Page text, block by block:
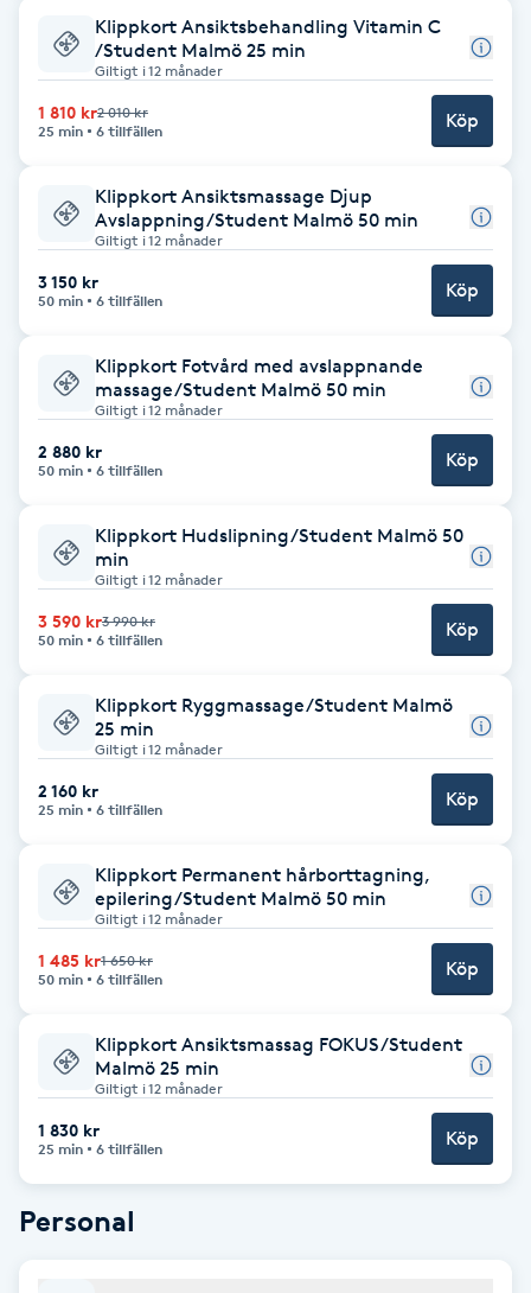
Hatha Yoga
Healing
Herrklippning
HIFU
Hollywood Peel
Hot Stone Massage
Hudföryngring
Huduppstramning
Hyaluronsyra
Hyperhidros
Hypnos
Hårborttagning
Hårbottenbehandling
Hårförlängning
Hårvård
Hälsa
Klippkort Ansiktsbehandling Vitamin C
/Student Malmö 25 min
Giltigt i 12 månader
1 810 kr2 010 kr
25 min
6 tillfällen Köp
Klippkort Ansiktsmassage Djup
Avslappning/Student Malmö 50 min
Giltigt i 12 månader
3 150 kr
50 min 6 tillfällen Köp
Klippkort Fotvård med avslappnande
massage/Student Malmö 50 min
Giltigt i 12 månader
2 880 kr
50 min 6 tillfällen Köp
Klippkort Hudslipning/Student Malmö 50
min
Giltigt i 12 månader
3 590 kr3 990 kr
50 min
6 tillfällen Köp
Klippkort Ryggmassage/Student Malmö
25 min
Giltigt i 12 månader
2 160 kr
25 min 6 tillfällen Köp
Klippkort Permanent hårborttagning,
epilering/Student Malmö 50 min
Giltigt i 12 månader
1 485 kr1 650 kr
50 min
6 tillfällen Köp
Klippkort Ansiktsmassag FOKUS/Student
Malmö 25 min
Giltigt i 12 månader
1 830 kr
25 min 6 tillfällen Köp
Personal